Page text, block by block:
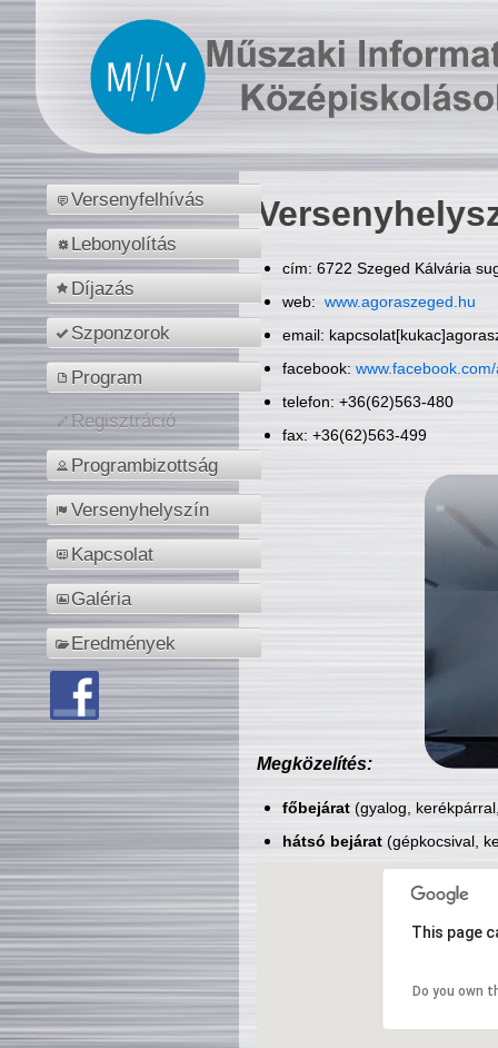
Versenyfelhívás
Lebonyolítás
Díjazás
Szponzorok
Program
Regisztráció
Programbizottság
Versenyhelyszín
Kapcsolat
Galéria
Eredmények
cím: 6722 Szeged Kálvária
web: www.agoraszeged.hu
email:
facebook:
telefon: +36(62)563-480
fax: +36(62)563-499
Megközelítés:
főbejárat(gyalog,
hátsó bejárat(gépkocsival,
This page
Do you own